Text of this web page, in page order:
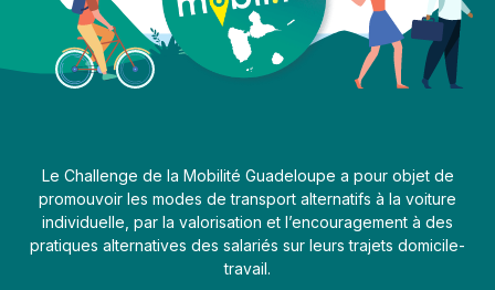
Le Challenge de la Mobilité Guadeloupe a pour objet de
promouvoir les modes de transport alternatifs à la voiture
individuelle, par la valorisation et l’encouragement à des
pratiques alternatives des salariés sur leurs trajets domicile-
travail.